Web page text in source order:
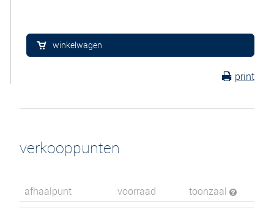
winkelwagen
print
verkooppunten
afhaalpunt voorraad toonzaal